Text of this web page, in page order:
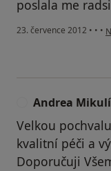
poslala me
23. července 2012 • • •
Andrea
Velkou
kvalitní péči a
Doporučuji